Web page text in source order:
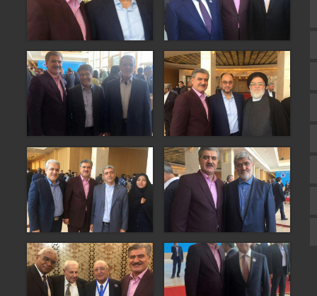
اپلیکیشن سایت
سروش
اینستاگرام
اطلاعات سایت
زبان انگلیسی
زبان عربی